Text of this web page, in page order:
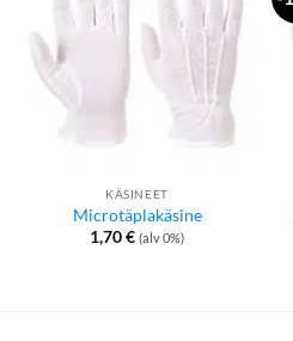
KÄSINEET
Microtäplakäsine
1,70€ (alv 0%)